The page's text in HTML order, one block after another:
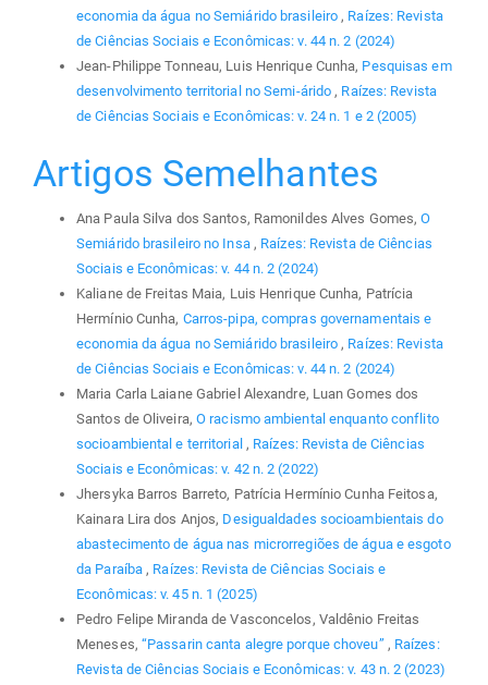
economia da água no Semiárido brasileiro , Raízes: Revista
de Ciências Sociais e Econômicas: v. 44 n. 2 (2024)
Jean-Philippe Tonneau, Luis Henrique Cunha, Pesquisas em
desenvolvimento territorial no Semi-árido , Raízes: Revista
de Ciências Sociais e Econômicas: v. 24 n. 1 e 2 (2005)
Artigos Semelhantes
Ana Paula Silva dos Santos, Ramonildes Alves Gomes,O
Semiárido brasileiro no Insa , Raízes: Revista de Ciências
Sociais e Econômicas: v. 44 n. 2 (2024)
Kaliane de Freitas Maia, Luis Henrique Cunha, Patrícia
Hermínio Cunha, Carros-pipa, compras governamentais e
economia da água no Semiárido brasileiro, Raízes: Revista
de Ciências Sociais e Econômicas: v. 44 n. 2 (2024)
Maria Carla Laiane Gabriel Alexandre, Luan Gomes dos
Santos de Oliveira, O racismo ambiental enquanto conflito
socioambiental e territorial , Raízes: Revista de Ciências
Sociais e Econômicas: v. 42 n. 2 (2022)
Jhersyka Barros Barreto, Patrícia Hermínio Cunha Feitosa,
Kainara Lira dos Anjos, Desigualdades socioambientais do
abastecimento de água nas microrregiões de água e esgoto
da Paraíba, Raízes: Revista de Ciências Sociais e
Econômicas: v. 45 n. 1 (2025)
Pedro Felipe Miranda de Vasconcelos, Valdênio Freitas
Meneses, “Passarin canta alegre porque choveu” , Raízes:
Revista de Ciências Sociais e Econômicas: v. 43 n. 2 (2023)